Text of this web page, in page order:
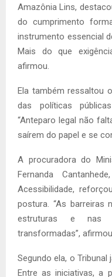
Amazônia Lins,
do cumprimento
instrumento essencial
Mais do que
afirmou.
Ela também ressaltou
das políticas
“Anteparo legal não
saírem do papel e se
A procuradora do
Fernanda
Acessibilidade,
postura. “As barreiras
estruturas e nas
transformadas”,
Segundo ela, o
Entre as iniciativas, a